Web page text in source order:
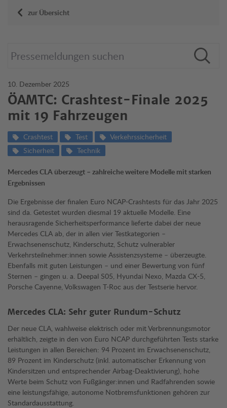
zur Übersicht
10. Dezember 2025
ÖAMTC: Crashtest-Finale 2025
mit 19 Fahrzeugen
Crashtest Test
Verkehrssicherheit
Sicherheit
Technik
Mercedes CLA überzeugt – zahlreiche weitere Modelle mit starken
Ergebnissen
Die Ergebnisse der finalen Euro NCAP-Crashtests für das Jahr 2025
sind da. Getestet wurden diesmal 19 aktuelle Modelle. Eine
herausragende Sicherheitsperformance lieferte dabei der neue
Mercedes CLA ab, der in allen vier Testkategorien –
Erwachsenenschutz, Kinderschutz, Schutz vulnerabler
Verkehrsteilnehmer:innen sowie Assistenzsysteme – überzeugte.
Ebenfalls mit guten Leistungen – und einer Bewertung von fünf
Sternen – gingen u. a. Deepal S05, Hyundai Nexo, Mazda CX-5,
Porsche Cayenne, Volkswagen T-Roc aus der Testserie hervor.
Mercedes CLA: Sehr guter Rundum-Schutz
Der neue CLA, wahlweise elektrisch oder mit Verbrennungsmotor
erhältlich, zeigte in den von Euro NCAP durchgeführten Tests starke
Leistungen in allen Bereichen: 94 Prozent im Erwachsenenschutz,
89 Prozent im Kinderschutz (inkl. automatischer Erkennung von
Kindersitzen und entsprechender Airbag-Deaktivierung), hohe
Werte beim Schutz von Fußgänger:innen und Radfahrenden sowie
eine leistungsfähige, autonome Notbremsfunktionen gehören zur
Standardausstattung.